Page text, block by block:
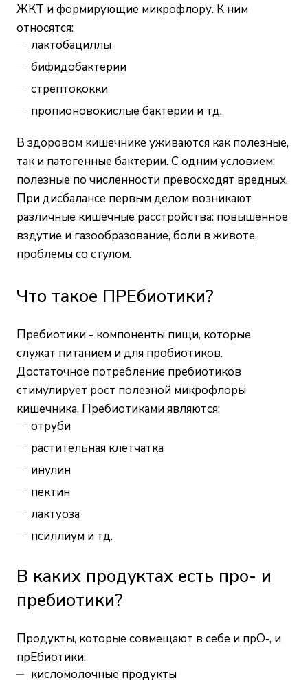
ЖКТ и формирующие микрофлору. К ним
относятся:
лактобациллы
бифидобактерии
стрептококки
пропионовокислые бактерии и тд.
В здоровом кишечнике уживаются как полезные,
так и патогенные бактерии. С одним условием:
полезные по численности превосходят вредных.
При дисбалансе первым делом возникают
различные кишечные расстройства: повышенное
вздутие и газообразование, боли в животе,
проблемы со стулом.
Что такое ПРЕбиотики?
Пребиотики - компоненты пищи, которые
служат питанием и для пробиотиков.
Достаточное потребление пребиотиков
стимулирует рост полезной микрофлоры
кишечника. Пребиотиками являются:
отруби
растительная клетчатка
инулин
пектин
лактуоза
псиллиум и тд.
В каких продуктах есть про- и
пребиотики?
Продукты, которые совмещают в себе и прО-, и
прЕбиотики:
кисломолочные продукты